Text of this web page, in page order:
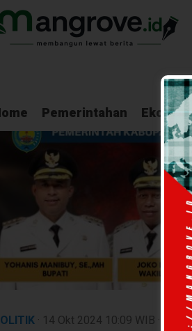
Pemerintahan
· 14 Okt 2024 10:09 WIB